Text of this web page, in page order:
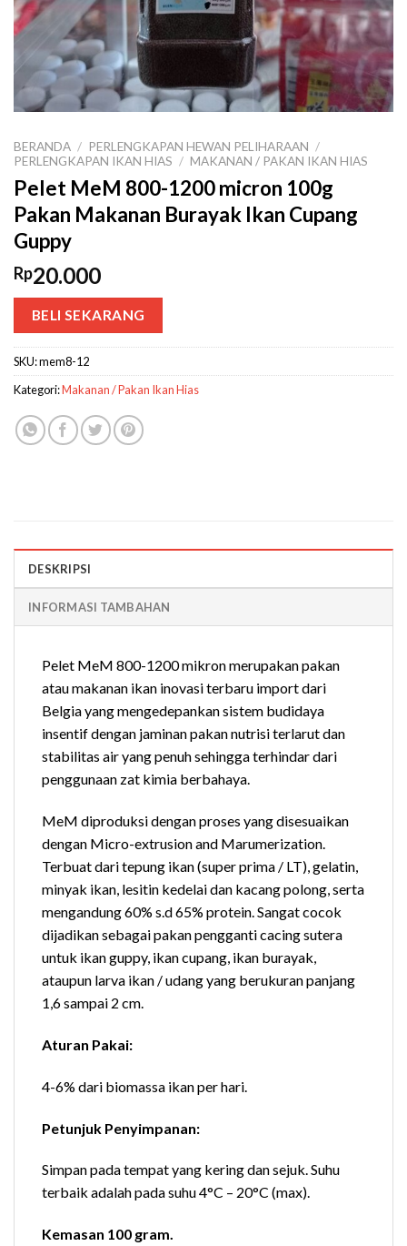
BERANDA / PERLENGKAPAN HEWAN PELIHARAAN /
PERLENGKAPAN IKAN HIAS / MAKANAN / PAKAN IKAN HIAS
Pelet MeM 800-1200 micron 100g
Pakan Makanan Burayak Ikan Cupang
Guppy
Rp20.000
BELI SEKARANG
SKU:mem8-12
Kategori:Makanan / Pakan Ikan Hias
DESKRIPSI
INFORMASI TAMBAHAN
Pelet MeM 800-1200 mikron merupakan pakan
atau makanan ikan inovasi terbaru import dari
Belgia yang mengedepankan sistem budidaya
insentif dengan jaminan pakan nutrisi terlarut dan
stabilitas air yang penuh sehingga terhindar dari
penggunaan zat kimia berbahaya.
MeM diproduksi dengan proses yang disesuaikan
dengan Micro-extrusion and Marumerization.
Terbuat dari tepung ikan (super prima / LT), gelatin,
minyak ikan, lesitin kedelai dan kacang polong, serta
mengandung 60% s.d 65% protein. Sangat cocok
dijadikan sebagai pakan pengganti cacing sutera
untuk ikan guppy, ikan cupang, ikan burayak,
ataupun larva ikan / udang yang berukuran panjang
1,6 sampai 2 cm.
Aturan Pakai:
4-6% dari biomassa ikan per hari.
Petunjuk Penyimpanan:
Simpan pada tempat yang kering dan sejuk. Suhu
terbaik adalah pada suhu 4°C – 20°C (max).
Kemasan 100 gram.